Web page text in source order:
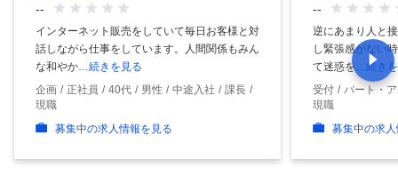
--
インターネット販売をしていて毎日お客様と対
話しながら仕事をしています。人間関係もみん
な和やか…続きを見る
企画
正社員 40代 男性 中途入社
課長
現職
募集中の求人情報を見る
--
逆にあまり人と
し緊張感がない
て迷惑を …続き
受付
パート・
現職
募集中の求